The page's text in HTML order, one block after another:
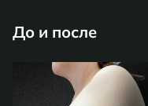
До и после